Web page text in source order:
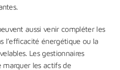
aussi venir compléter les
l’efficacité énergétique ou la
Les gestionnaires
les actifs de